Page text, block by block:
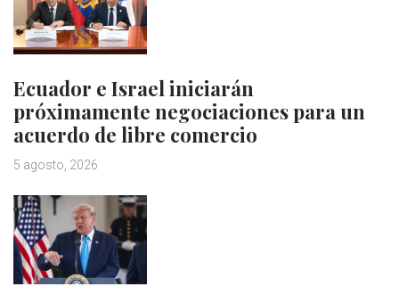
Ecuador e Israel iniciarán
próximamente negociaciones para un
acuerdo de libre comercio
5 agosto, 2026